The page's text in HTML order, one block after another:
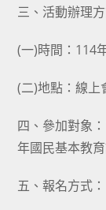
三、活動辦理
(一)時間：114
(二)地點：線上
四、參加對象
年國民基本教
五、報名方式：